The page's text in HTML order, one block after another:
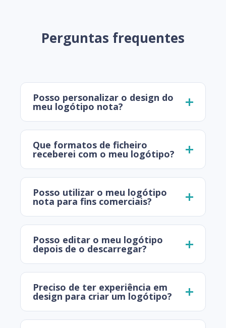
Perguntas frequentes
Posso personalizar o design do
meu logótipo nota?
Que formatos de ficheiro
receberei com o meu logótipo?
Posso utilizar o meu logótipo
nota para fins comerciais?
Posso editar o meu logótipo
depois de o descarregar?
Preciso de ter experiência em
design para criar um logótipo?